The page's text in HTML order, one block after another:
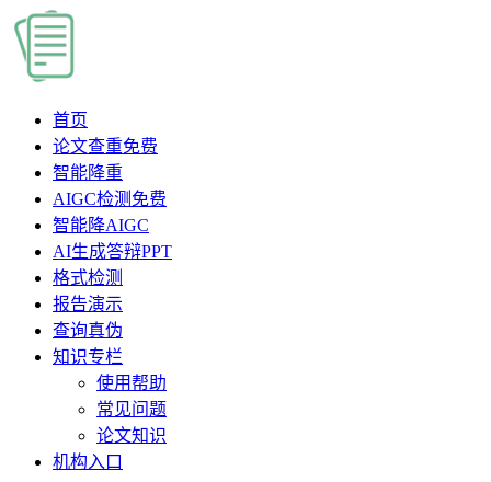
首页
论文查重免费
智能降重
AIGC检测 免费
智能降AIGC
AI生成答辩PPT
格式检测
报告演示
查询真伪
知识专栏
使用帮助
常见问题
论文知识
机构入口